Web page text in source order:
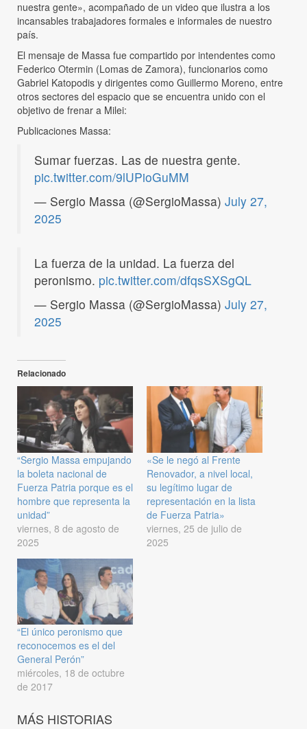
nuestra gente», acompañado de un video que ilustra a los
incansables trabajadores formales e informales de nuestro
país.
El mensaje de Massa fue compartido por intendentes como
Federico Otermin (Lomas de Zamora), funcionarios como
Gabriel Katopodis y dirigentes como Guillermo Moreno, entre
otros sectores del espacio que se encuentra unido con el
objetivo de frenar a Milei:
Publicaciones Massa:
Sumar fuerzas. Las de nuestra gente.
pic.twitter.com/9lUPioGuMM
— Sergio Massa (@SergioMassa) July 27,
2025
La fuerza de la unidad. La fuerza del
peronismo. pic.twitter.com/dfqsSXSgQL
— Sergio Massa (@SergioMassa) July 27,
2025
Relacionado
“Sergio Massa empujando
la boleta nacional de
Fuerza Patria porque es el
hombre que representa la
unidad”
viernes, 8 de agosto de
2025
«Se le negó al Frente
Renovador, a nivel local,
su legítimo lugar de
representación en la lista
de Fuerza Patria»
viernes, 25 de julio de
2025
“El único peronismo que
reconocemos es el del
General Perón”
miércoles, 18 de octubre
de 2017
MÁS HISTORIAS